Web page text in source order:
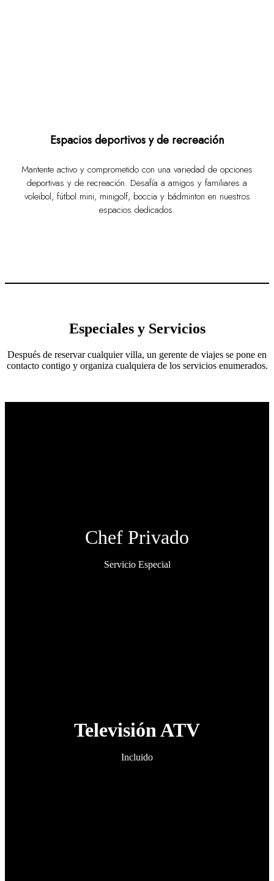
Espacios deportivos y de recreación
Mantente activo y comprometido con una variedad de opciones
deportivas y de recreación. Desafía a amigos y familiares a
voleibol, fútbol mini, minigolf, boccia y bádminton en nuestros
espacios dedicados.
Especiales y Servicios
Después de reservar cualquier villa, un gerente de viajes se pone en
contacto contigo y organiza cualquiera de los servicios enumerados.
Chef Privado
Servicio Especial
Televisión ATV
Incluido